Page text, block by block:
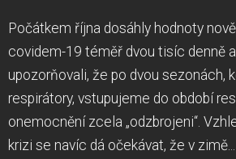
Počátkem října dosáhly hodnoty
covidem-19 téměř dvou tisíc denně
upozorňovali, že po dvou sezonách,
respirátory, vstupujeme do období
onemocnění zcela „odzbrojeni“.
krizi se navíc dá očekávat, že v zimě...